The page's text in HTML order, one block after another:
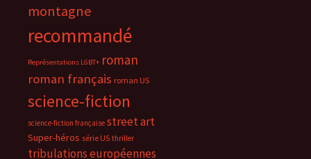
montagne
recommandé
Représentations LGBT+ roman
roman français roman US
science-fiction
science-fiction française street art
Super-héros série US thriller
tribulations européennes